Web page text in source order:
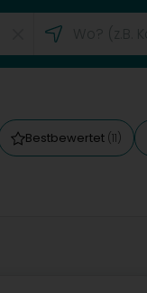
Bestbewertet (11)